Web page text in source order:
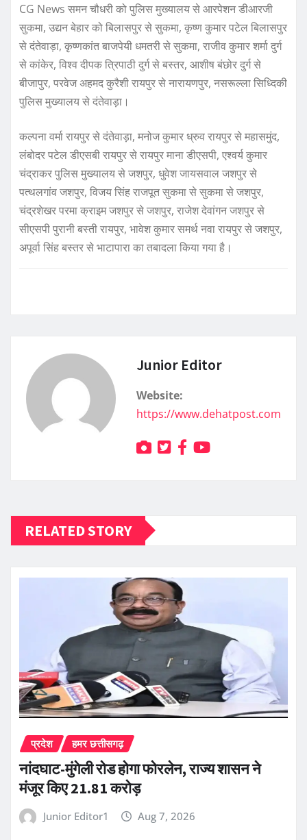
CG News समन चौधरी को पुलिस मुख्यालय से आरपेशन डीआरजी
सुकमा, उद्यन बेहार को बिलासपुर से सुकमा, कृष्ण कुमार पटेल बिलासपुर
से दंतेवाड़ा, कृष्णकांत बाजपेयी धमतरी से सुकमा, राजीव कुमार शर्मा दुर्ग
से कांकेर, विश्व दीपक त्रिपाठी दुर्ग से बस्तर, आशीष बंछोर दुर्ग से
बीजापुर, परवेज अहमद कुरैशी रायपुर से नारायणपुर, नसरूल्ला सिध्दिकी
पुलिस मुख्यालय से दंतेवाड़ा।
कल्पना वर्मा रायपुर से दंतेवाड़ा, मनोज कुमार ध्रुव रायपुर से महासमुंद,
लंबोदर पटेल डीएसबी रायपुर से रायपुर माना डीएसपी, एश्वर्य कुमार
चंद्राकर पुलिस मुख्यालय से जशपुर, धुवेश जायसवाल जशपुर से
पत्थलगांव जशपुर, विजय सिंह राजपूत सुकमा से सुकमा से जशपुर,
चंद्रशेखर परमा क्राइम जशपुर से जशपुर, राजेश देवांगन जशपुर से
सीएसपी पुरानी बस्ती रायपुर, भावेश कुमार समर्थ नवा रायपुर से जशपुर,
अपूर्वा सिंह बस्तर से भाटापारा का तबादला किया गया है।
Junior Editor
Website:
https://www.dehatpost.com
RELATED STORY
प्रदेश हमर छत्तीसगढ़
नांदघाट-मुंगेली रोड होगा फोरलेन, राज्य शासन ने
मंजूर किए 21.81 करोड़
Junior Editor1 Aug 7, 2026